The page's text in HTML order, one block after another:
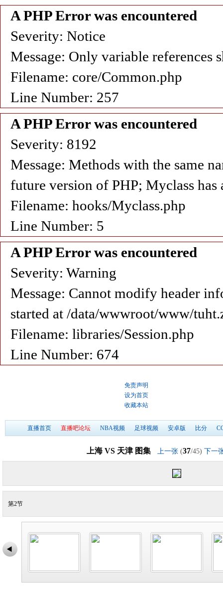
A PHP Error was encountered
Severity: Notice
Message: Only variable references
Filename: core/Common.php
Line Number: 257
A PHP Error was encountered
Severity: 8192
Message: Methods with the same
future version of PHP; Myclass has
Filename: hooks/Myclass.php
Line Number: 5
A PHP Error was encountered
Severity: Warning
Message: Cannot modify header
started at /data/wwwroot/www/
Filename: libraries/Session.php
Line Number: 674
免责声明
设为首页
收藏本站
直播首页 直播吧论坛 NBA视频 足球视频 安卓版 比分
上海 VS 天津 图集 上一张 (37/45) 下一
第2节